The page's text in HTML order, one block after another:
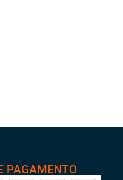
PAGAMENTO